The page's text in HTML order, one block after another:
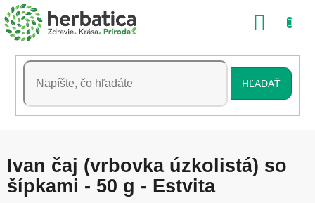
Prejsť
na
obsah
HĽADAŤ
Ivan čaj (vrbovka úzkolistá) so
šípkami - 50 g - Estvita